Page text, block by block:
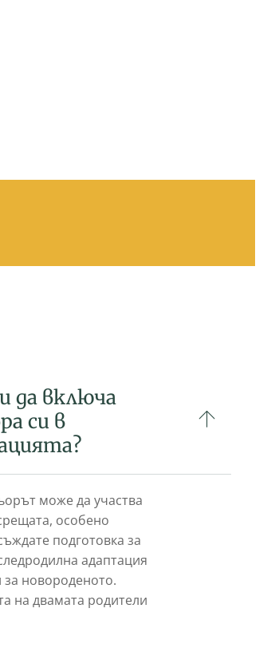
да включа
си в
може да участва
особено
подготовка за
адаптация
новороденото.
на двамата родители